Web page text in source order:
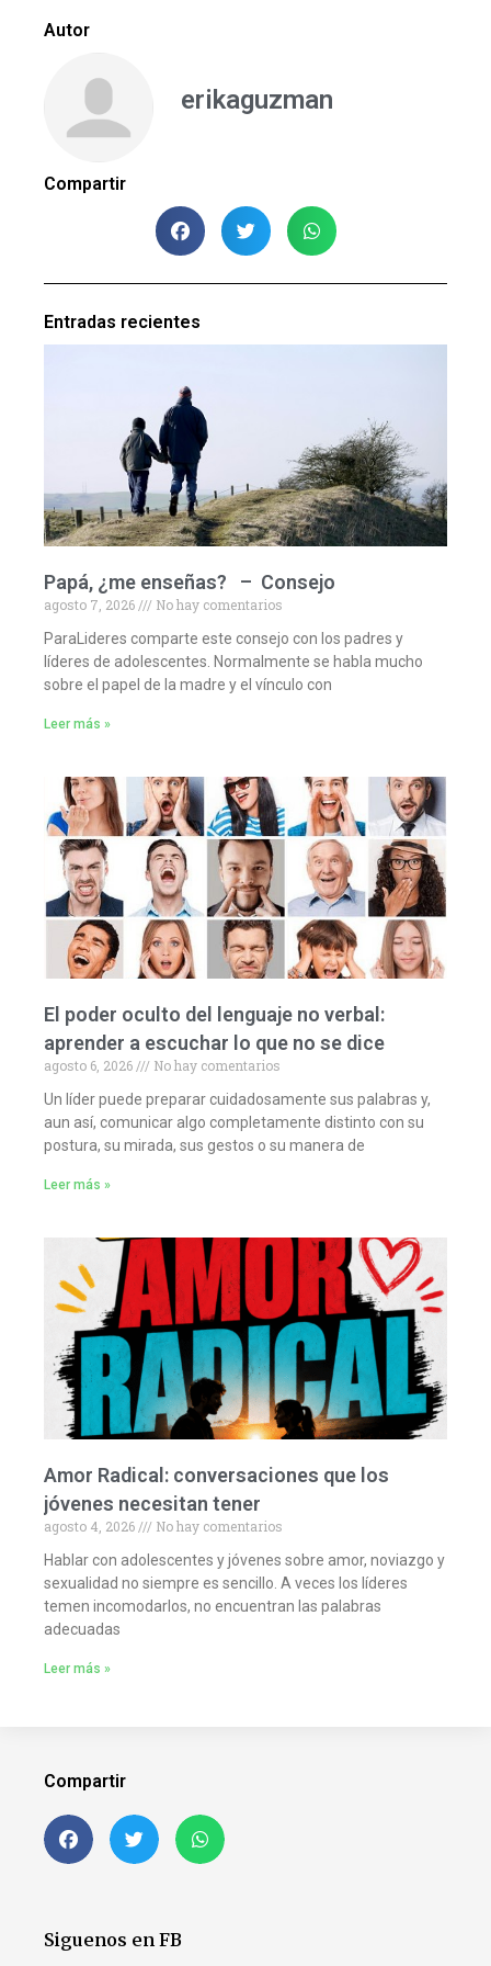
Autor
erikaguzman
Compartir
Entradas recientes
Papá, ¿me enseñas? – Consejo
agosto 7, 2026
No hay comentarios
ParaLideres comparte este consejo con los padres y
líderes de adolescentes. Normalmente se habla mucho
sobre el papel de la madre y el vínculo con
Leer más »
El poder oculto del lenguaje no verbal:
aprender a escuchar lo que no se dice
agosto 6, 2026
No hay comentarios
Un líder puede preparar cuidadosamente sus palabras y,
aun así, comunicar algo completamente distinto con su
postura, su mirada, sus gestos o su manera de
Leer más »
Amor Radical: conversaciones que los
jóvenes necesitan tener
agosto 4, 2026
No hay comentarios
Hablar con adolescentes y jóvenes sobre amor, noviazgo y
sexualidad no siempre es sencillo. A veces los líderes
temen incomodarlos, no encuentran las palabras
adecuadas
Leer más »
Compartir
Siguenos en FB